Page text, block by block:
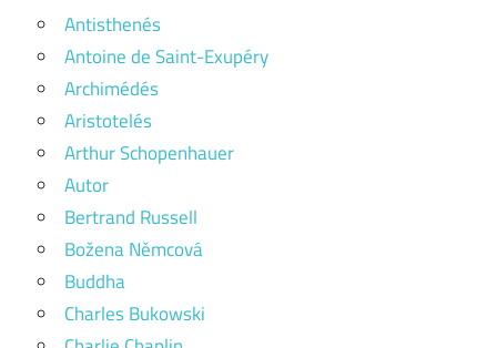
Antisthenés
Antoine de Saint-Exupéry
Archimédés
Aristotelés
Arthur Schopenhauer
Autor
Bertrand Russell
Božena Němcová
Buddha
Charles Bukowski